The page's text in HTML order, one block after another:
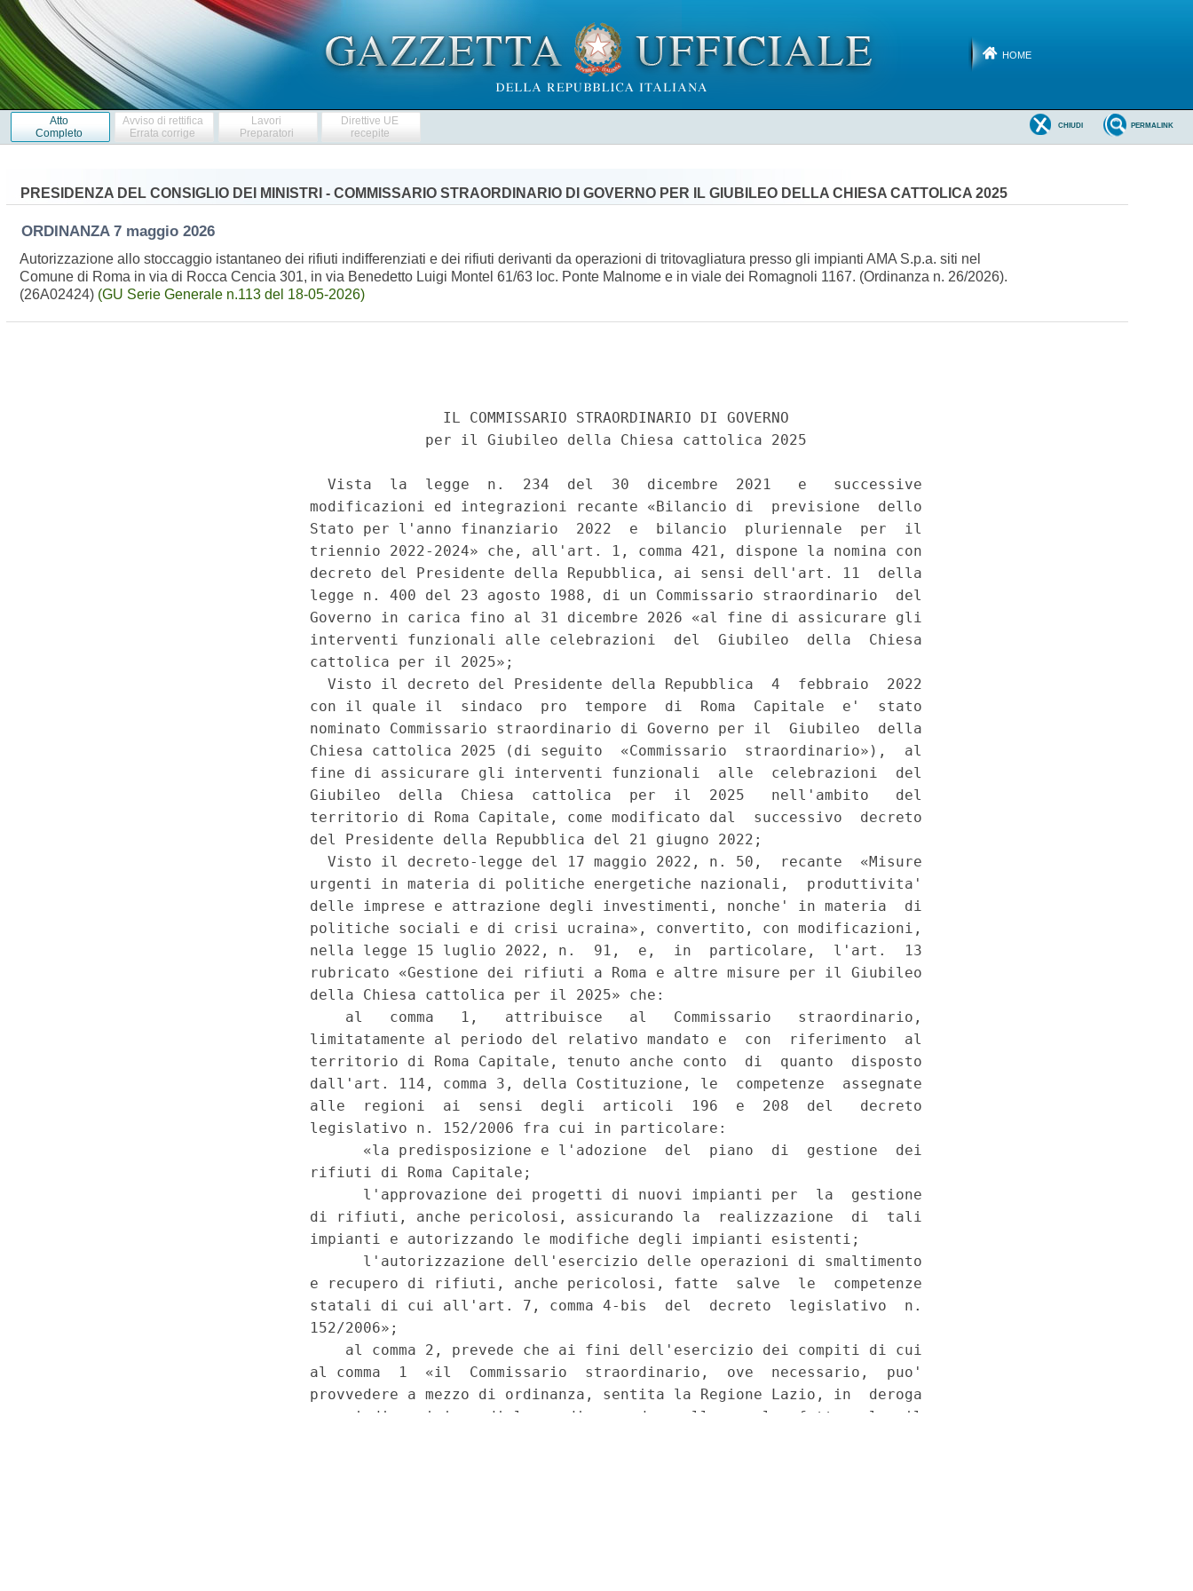
HOME
Atto
Completo
Avviso di rettifica
Errata corrige
Lavori
Preparatori
Direttive UE
recepite
PERMALINK
CHIUDI
PRESIDENZA DEL CONSIGLIO DEI MINISTRI - COMMISSARIO STRAORDINARIO DI GOVERNO PER IL GIUBILEO DELLA CHIESA CATTOLICA 2025
ORDINANZA 7 maggio 2026
Autorizzazione allo stoccaggio istantaneo dei rifiuti indifferenziati e dei rifiuti derivanti da operazioni di tritovagliatura presso gli impianti AMA S.p.a. siti nel
Comune di Roma in via di Rocca Cencia 301, in via Benedetto Luigi Montel 61/63 loc. Ponte Malnome e in viale dei Romagnoli 1167. (Ordinanza n. 26/2026).
(26A02424) (GU Serie Generale n.113 del 18-05-2026)